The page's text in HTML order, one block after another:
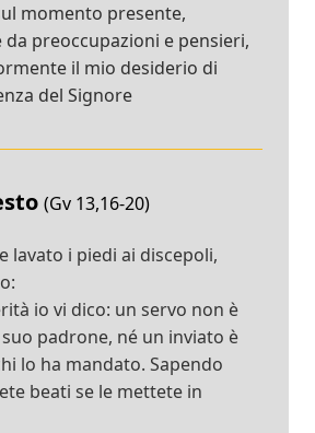
momento presente,
preoccupazioni e pensieri,
il mio desiderio di
del Signore
(Gv 13,16-20)
lavato i piedi ai discepoli,
io vi dico: un servo non è
padrone, né un inviato è
lo ha mandato. Sapendo
beati se le mettete in